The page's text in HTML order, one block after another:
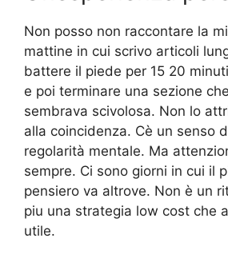
Non posso non raccontare la
mattine in cui scrivo articoli
battere il piede per 15 20
e poi terminare una sezione
sembrava scivolosa. Non lo
alla coincidenza. Cè un senso
regolarità mentale. Ma
sempre. Ci sono giorni in cui il
pensiero va altrove. Non è un
piu una strategia low cost che
utile.